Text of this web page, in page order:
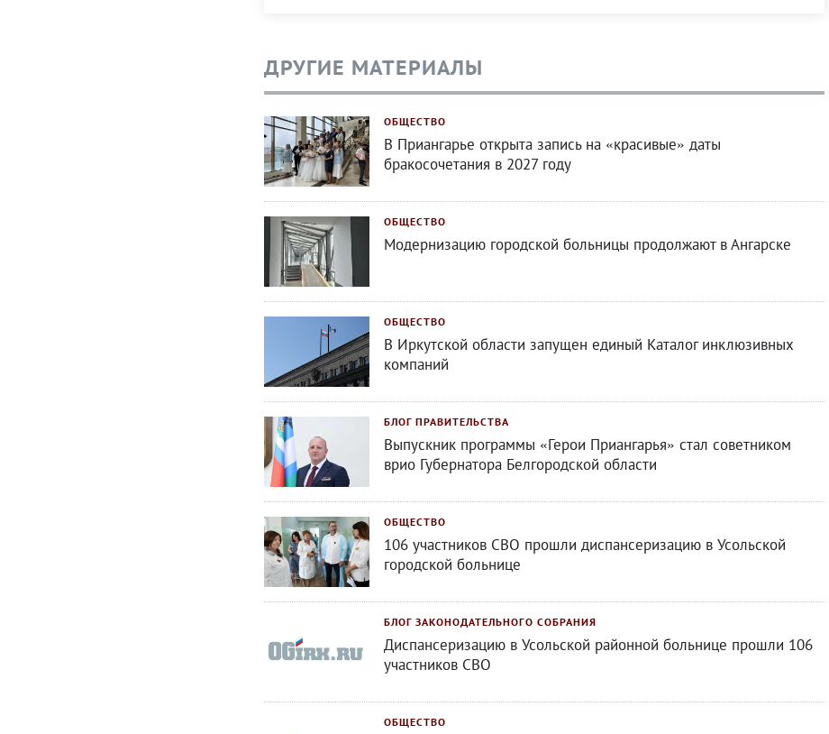
ДРУГИЕ МАТЕРИАЛЫ
ОБЩЕСТВО
В Приангарье открыта запись на «красивые» даты
бракосочетания в 2027 году
ОБЩЕСТВО
Модернизацию городской больницы продолжают в Ангарске
ОБЩЕСТВО
В Иркутской области запущен единый Каталог инклюзивных
компаний
БЛОГ ПРАВИТЕЛЬСТВА
Выпускник программы «Герои Приангарья» стал советником
врио Губернатора Белгородской области
ОБЩЕСТВО
106 участников СВО прошли диспансеризацию в Усольской
городской больнице
БЛОГ ЗАКОНОДАТЕЛЬНОГО СОБРАНИЯ
Диспансеризацию в Усольской районной больнице прошли 106
участников СВО
ОБЩЕСТВО